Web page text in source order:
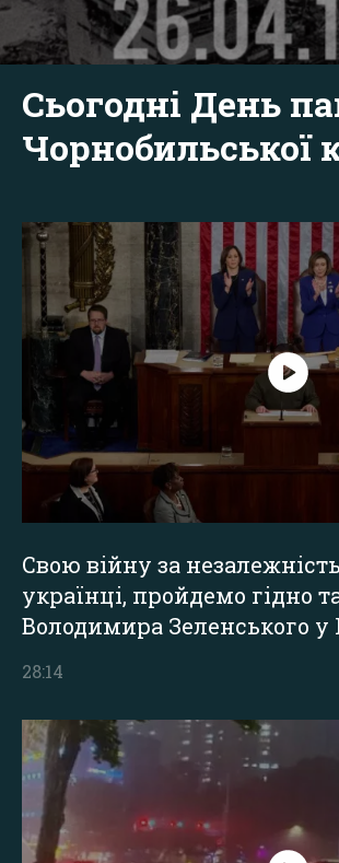
Сьогодні День
Чорнобильської
Свою війну за
українці, пройдемо гідно
Володимира Зеленського у
28:14